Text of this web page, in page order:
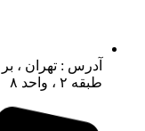
آدرس : تهران ،
طبقه ۲ ، واحد ۸